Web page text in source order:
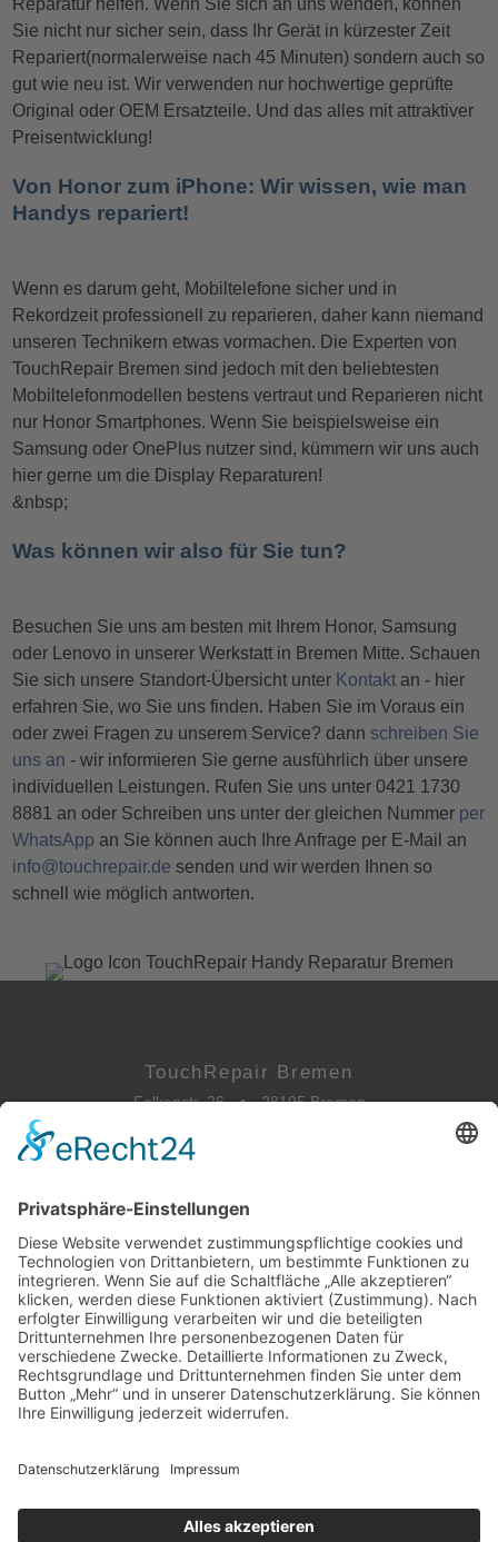
Sie nicht nur sicher sein, dass Ihr Gerät in kürzester Zeit
Repariert(normalerweise nach 45 Minuten) sondern auch so
gut wie neu ist. Wir verwenden nur hochwertige geprüfte
Original oder OEM Ersatzteile. Und das alles mit attraktiver
Preisentwicklung!
Von Honor zum iPhone: Wir wissen, wie man
Handys repariert!
Wenn es darum geht, Mobiltelefone sicher und in
Rekordzeit professionell zu reparieren, daher kann niemand
unseren Technikern etwas vormachen. Die Experten von
TouchRepair Bremen sind jedoch mit den beliebtesten
Mobiltelefonmodellen bestens vertraut und Reparieren nicht
nur Honor Smartphones. Wenn Sie beispielsweise ein
Samsung oder OnePlus nutzer sind, kümmern wir uns auch
hier gerne um die Display Reparaturen!
&nbsp;
Was können wir also für Sie tun?
Besuchen Sie uns am besten mit Ihrem Honor, Samsung
oder Lenovo in unserer Werkstatt in Bremen Mitte. Schauen
Sie sich unsere Standort-Übersicht unter Kontakt an - hier
erfahren Sie, wo Sie uns finden. Haben Sie im Voraus ein
oder zwei Fragen zu unserem Service? dann schreiben Sie
uns an - wir informieren Sie gerne ausführlich über unsere
individuellen Leistungen. Rufen Sie uns unter 0421 1730
8881 an oder Schreiben uns unter der gleichen Nummer per
WhatsApp an Sie können auch Ihre Anfrage per E-Mail an
info@touchrepair.de senden und wir werden Ihnen so
schnell wie möglich antworten.
TouchRepair Bremen
Falkenstr. 26 •
28195 Bremen
info@touchrepair.de
Öffnungszeiten
Mo - Fr09:00 - 18:00 Uhr
Sa
09:00 - 15:00 Uhr
So
geschlossen